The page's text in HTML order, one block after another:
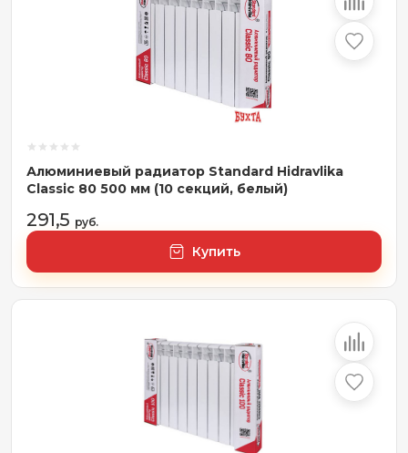
Алюминиевый радиатор Standard Hidravlika
Classic 80 500 мм (10 секций, белый)
291,5 руб.
Купить